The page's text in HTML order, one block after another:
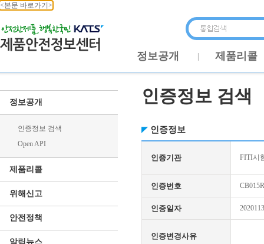
<본문 바로가기>
정보공개 제품리콜
정보공개
인증정보 검색
Open API
제품리콜
위해신고
안전정책
알림뉴스
인증정보 검색
인증정보
인증기관 FITI시
인증번호
인증일자
인증변경사유